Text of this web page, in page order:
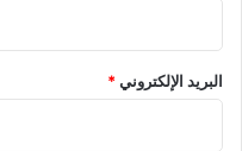
البريد الإلكتروني*